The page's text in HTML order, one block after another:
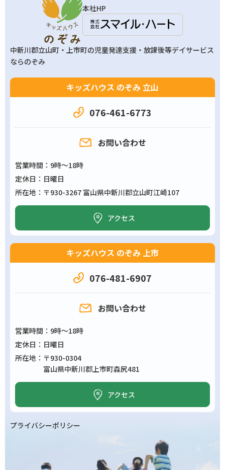
本社HP
中新川郡立山町・上市町の児童発達支援・放課後等デイサービス
ならのぞみ
キッズハウス のぞみ 立山
076-461-6773
お問い合わせ
営業時間
9時～18時
定休日
日曜日
所在地
〒930-3267 富山県中新川郡立山町江崎107
アクセス
キッズハウス のぞみ 上市
076-481-6907
お問い合わせ
営業時間
9時～18時
定休日
日曜日
所在地
〒930-0304
富山県中新川郡上市町森尻481
アクセス
プライバシーポリシー